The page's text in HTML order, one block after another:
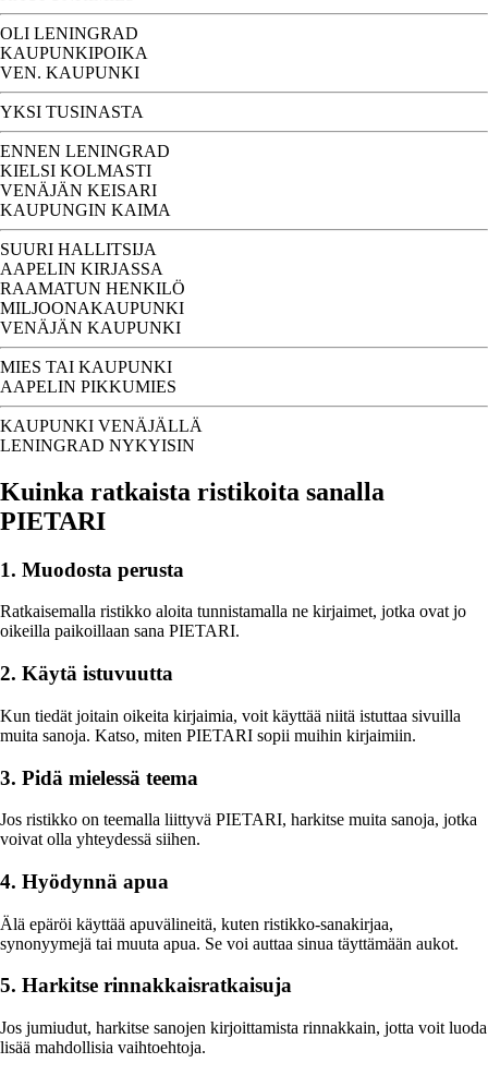
OLI LENINGRAD
KAUPUNKIPOIKA
VEN. KAUPUNKI
YKSI TUSINASTA
ENNEN LENINGRAD
KIELSI KOLMASTI
VENÄJÄN KEISARI
KAUPUNGIN KAIMA
SUURI HALLITSIJA
AAPELIN KIRJASSA
RAAMATUN HENKILÖ
MILJOONAKAUPUNKI
VENÄJÄN KAUPUNKI
MIES TAI KAUPUNKI
AAPELIN PIKKUMIES
KAUPUNKI VENÄJÄLLÄ
LENINGRAD NYKYISIN
Kuinka ratkaista ristikoita sanalla
PIETARI
1. Muodosta perusta
Ratkaisemalla ristikko aloita tunnistamalla ne kirjaimet, jotka ovat jo
oikeilla paikoillaan sana PIETARI.
2. Käytä istuvuutta
Kun tiedät joitain oikeita kirjaimia, voit käyttää niitä istuttaa sivuilla
muita sanoja. Katso, miten PIETARI sopii muihin kirjaimiin.
3. Pidä mielessä teema
Jos ristikko on teemalla liittyvä PIETARI, harkitse muita sanoja, jotka
voivat olla yhteydessä siihen.
4. Hyödynnä apua
Älä epäröi käyttää apuvälineitä, kuten ristikko-sanakirjaa,
synonyymejä tai muuta apua. Se voi auttaa sinua täyttämään aukot.
5. Harkitse rinnakkaisratkaisuja
Jos jumiudut, harkitse sanojen kirjoittamista rinnakkain, jotta voit luoda
lisää mahdollisia vaihtoehtoja.